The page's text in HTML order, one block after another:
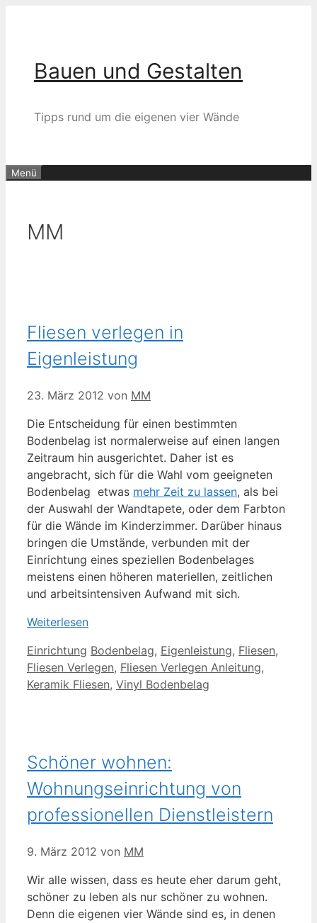
Bauen und Gestalten
Tipps rund um die eigenen vier Wände
Menü
MM
Fliesen verlegen in
Eigenleistung
23. März 2012 von MM
Die Entscheidung für einen bestimmten
Bodenbelag ist normalerweise auf einen langen
Zeitraum hin ausgerichtet. Daher ist es
angebracht, sich für die Wahl vom geeigneten
Bodenbelag etwas mehr Zeit zu lassen, als bei
der Auswahl der Wandtapete, oder dem Farbton
für die Wände im Kinderzimmer. Darüber hinaus
bringen die Umstände, verbunden mit der
Einrichtung eines speziellen Bodenbelages
meistens einen höheren materiellen, zeitlichen
und arbeitsintensiven Aufwand mit sich.
Weiterlesen
Kategorien
Einrichtung Schlagwörter
Bodenbelag, Eigenleistung, Fliesen,
Fliesen Verlegen, Fliesen Verlegen Anleitung,
Keramik Fliesen, Vinyl Bodenbelag
Schöner wohnen:
Wohnungseinrichtung von
professionellen Dienstleistern
9. März 2012 von MM
Wir alle wissen, dass es heute eher darum geht,
schöner zu leben als nur schöner zu wohnen.
Denn die eigenen vier Wände sind es, in denen